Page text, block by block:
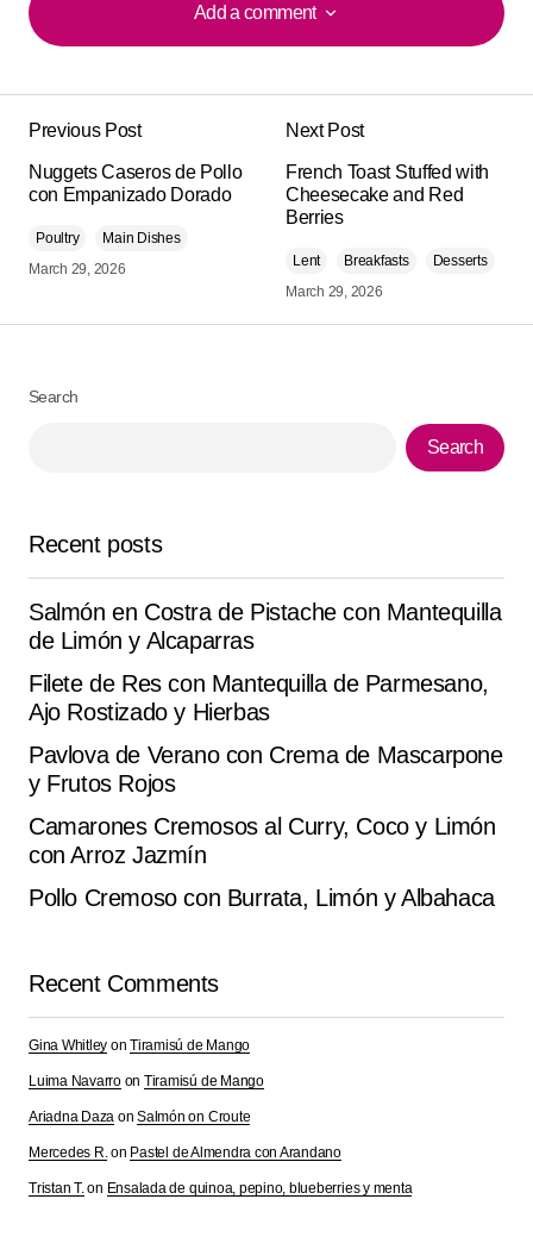
Add a comment
Add a comment
Required fields are marked*
Comment*
Your Name
the next time I comment.
Submit Comment
Previous Post
Nuggets Caseros de Pollo
con Empanizado Dorado
Poultry
Main Dishes
March 29, 2026
Next Post
French Toast Stuffed with
Cheesecake and Red
Berries
Lent Breakfasts
Desserts
March 29, 2026
Search
Search
Recent posts
Salmón en Costra de Pistache con Mantequilla
de Limón y Alcaparras
Filete de Res con Mantequilla de Parmesano,
Ajo Rostizado y Hierbas
Pavlova de Verano con Crema de Mascarpone
y Frutos Rojos
Camarones Cremosos al Curry, Coco y Limón
con Arroz Jazmín
Pollo Cremoso con Burrata, Limón y Albahaca
Recent Comments
Gina Whitley onTiramisú de Mango
Luima Navarroon Tiramisú de Mango
Ariadna Daza onSalmón on Croute
Mercedes R.on Pastel de Almendra con Arandano
Tristan T.on Ensalada de quinoa, pepino, blueberries y menta